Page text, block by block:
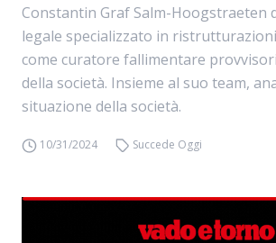
Constantin Graf Salm-Hoogstraeten
legale specializzato in
come curatore fallimentare
della società. Insieme al suo team,
situazione della società.
10/31/2024 Succede Oggi